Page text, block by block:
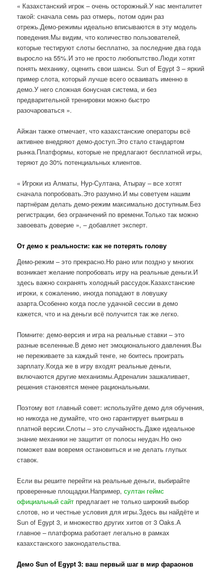
« Казахстанский игрок – очень осторожный.У нас менталитет
такой: сначала семь раз отмерь, потом один раз
отрежь.Демо-режимы идеально вписываются в эту модель
поведения.Мы видим, что количество пользователей,
которые тестируют слоты бесплатно, за последние два года
выросло на 55%.И это не просто любопытство.Люди хотят
понять механику, оценить свои шансы. Sun of Egypt 3 – яркий
пример слота, который лучше всего осваивать именно в
демо.У него сложная бонусная система, и без
предварительной тренировки можно быстро
разочароваться ».
Айжан также отмечает, что казахстанские операторы всё
активнее внедряют демо-доступ.Это стало стандартом
рынка.Платформы, которые не предлагают бесплатной игры,
теряют до 30% потенциальных клиентов.
« Игроки из Алматы, Нур-Султана, Атырау – все хотят
сначала попробовать.Это разумно.И мы советуем нашим
партнёрам делать демо-режим максимально доступным.Без
регистрации, без ограничений по времени.Только так можно
завоевать доверие », – добавляет эксперт.
От демо к реальности: как не потерять голову
Демо-режим – это прекрасно.Но рано или поздно у многих
возникает желание попробовать игру на реальные деньги.И
здесь важно сохранять холодный рассудок.Казахстанские
игроки, к сожалению, иногда попадают в ловушку
азарта.Особенно когда после удачной сессии в демо
кажется, что и на деньги всё получится так же легко.
Помните: демо-версия и игра на реальные ставки – это
разные вселенные.В демо нет эмоционального давления.Вы
не переживаете за каждый тенге, не боитесь проиграть
зарплату.Когда же в игру входят реальные деньги,
включаются другие механизмы.Адреналин зашкаливает,
решения становятся менее рациональными.
Поэтому вот главный совет: используйте демо для обучения,
но никогда не думайте, что оно гарантирует выигрыш в
платной версии.Слоты – это случайность.Даже идеальное
знание механики не защитит от полосы неудач.Но оно
поможет вам вовремя остановиться и не делать глупых
ставок.
Если вы решите перейти на реальные деньги, выбирайте
проверенные площадки.Например,султан геймс
официальный сайт предлагает не только широкий выбор
слотов, но и честные условия для игры.Здесь вы найдёте и
Sun of Egypt 3, и множество других хитов от 3 Oaks.А
главное – платформа работает легально в рамках
казахстанского законодательства.
Демо Sun of Egypt 3: ваш первый шаг в мир фараонов